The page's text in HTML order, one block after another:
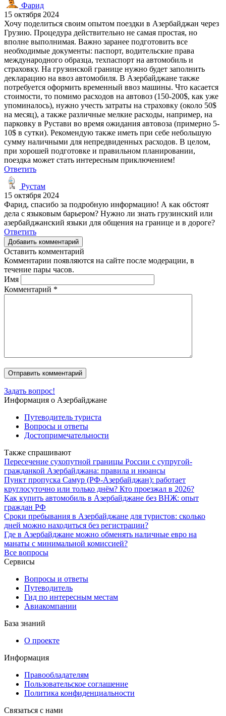
Фарид
15 октября 2024
Хочу поделиться своим опытом поездки в Азербайджан через
Грузию. Процедура действительно не самая простая, но
вполне выполнимая. Важно заранее подготовить все
необходимые документы: паспорт, водительские права
международного образца, техпаспорт на автомобиль и
страховку. На грузинской границе нужно будет заполнить
декларацию на ввоз автомобиля. В Азербайджане также
потребуется оформить временный ввоз машины. Что касается
стоимости, то помимо расходов на автовоз (150-200$, как уже
упоминалось), нужно учесть затраты на страховку (около 50$
на месяц), а также различные мелкие расходы, например, на
парковку в Рустави во время ожидания автовоза (примерно 5-
10$ в сутки). Рекомендую также иметь при себе небольшую
сумму наличными для непредвиденных расходов. В целом,
при хорошей подготовке и правильном планировании,
поездка может стать интересным приключением!
Ответить
Рустам
15 октября 2024
Фарид, спасибо за подробную информацию! А как обстоят
дела с языковым барьером? Нужно ли знать грузинский или
азербайджанский языки для общения на границе и в дороге?
Ответить
Добавить комментарий
Оставить комментарий
Комментарии появляются на сайте после модерации, в
течение пары часов.
Имя
Комментарий *
Задать вопрос!
Информация о Азербайджане
Путеводитель туриста
Вопросы и ответы
Достопримечательности
Также спрашивают
Пересечение сухопутной границы России с супругой-
гражданкой Азербайджана: правила и нюансы
Пункт пропуска Самур (РФ-Азербайджан): работает
круглосуточно или только днём? Кто проезжал в 2026?
Как купить автомобиль в Азербайджане без ВНЖ: опыт
граждан РФ
Сроки пребывания в Азербайджане для туристов: сколько
дней можно находиться без регистрации?
Где в Азербайджане можно обменять наличные евро на
манаты с минимальной комиссией?
Все вопросы
Сервисы
Вопросы и ответы
Путеводитель
Гид по интересным местам
Авиакомпании
База знаний
О проекте
Информация
Правообладателям
Пользовательское соглашение
Политика конфиденциальности
Связаться с нами